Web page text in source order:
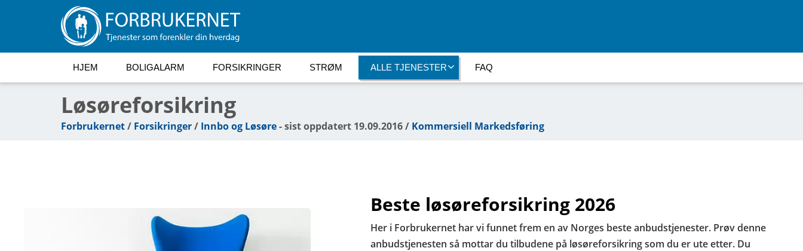
HJEM BOLIGALARM FORSIKRINGER STRØM ALLE TJENESTER FAQ
Løsøreforsikring
Forbrukernet/ Forsikringer/ Innbo og Løsøre- sist oppdatert 19.09.2016 / Kommersiell Markedsføring
Beste løsøreforsikring 2026
Her i Forbrukernet har vi funnet frem en av Norges beste anbudstjenester. Prøv denne
anbudstjenesten så mottar du tilbudene på løsøreforsikring som du er ute etter. Du